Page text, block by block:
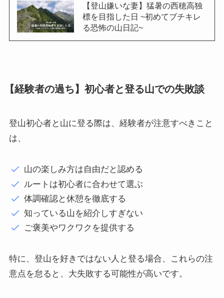
【登山嫌いな妻】猛暑の西穂高独
標を目指した日 ~初めてブチキレ
る恐怖の山日記~
【経験者の過ち】初心者と登る山での失敗談
登山初心者と山に登る際は、経験者が注意すべきこと
は、
山の楽しみ方は自由だと認める
ルートは初心者に合わせて選ぶ
体調確認と休憩を徹底する
知っている山を紹介しすぎない
ご褒美やワクワクを提供する
特に、登山を好きではない人と登る場合、これらの注
意点を怠ると、大失敗する可能性が高いです。